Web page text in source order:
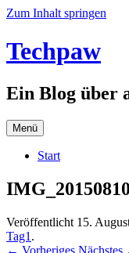
Zum Inhalt springen
Techpaw
Ein Blog über
Menü
Start
Veröffentlicht 15.
Tag1 .
← Vorheriges Nächstes